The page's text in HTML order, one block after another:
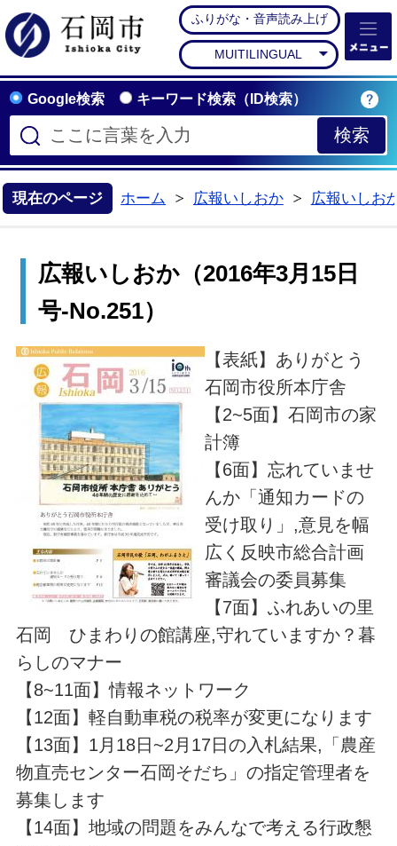
石岡市公式ホームペー
ふりがな・音声読み上げ
MUITILINGUAL
Google検索 キーワード検索（ID検索）
現在のページ ホーム
広報いしおか
広報いしお
広報いしおか（2016年3月15日
号-No.251）
【表紙】ありがとう
石岡市役所本庁舎
【2~5面】石岡市の家
計簿
【6面】忘れていませ
んか「通知カードの
受け取り」,意見を幅
広く反映市総合計画
審議会の委員募集
【7面】ふれあいの里
石岡 ひまわりの館講座,守れていますか？暮
らしのマナー
【8~11面】情報ネットワーク
【12面】軽自動車税の税率が変更になります
【13面】1月18日~2月17日の入札結果,「農産
物直売センター石岡そだち」の指定管理者を
募集します
【14面】地域の問題をみんなで考える行政懇